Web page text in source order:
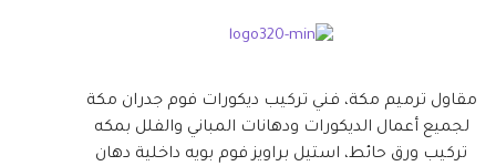
مقاول ترميم مكة، فني تركيب ديكورات فوم جدران مكة
لجميع أعمال الديكورات ودهانات المباني والفلل بمكه
تركيب ورق حائط، استيل براويز فوم بويه داخلية دهان